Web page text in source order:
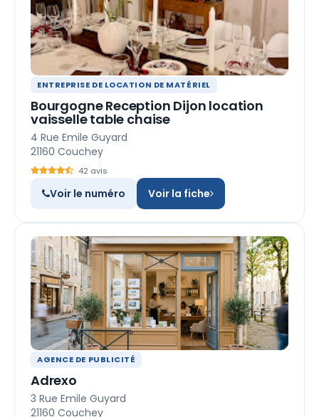
ENTREPRISE DE LOCATION DE MATÉRIEL
Bourgogne Reception Dijon location
vaisselle table chaise
4 Rue Emile Guyard
21160 Couchey
42 avis
Voir le numéro Voir la fiche
AGENCE DE PUBLICITÉ
Adrexo
3 Rue Emile Guyard
21160 Couchey